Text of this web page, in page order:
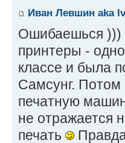
Иван Левшин aka
Ошибаешься )))
принтеры -
классе и была
Самсунг.
печатную
не отражается
печать